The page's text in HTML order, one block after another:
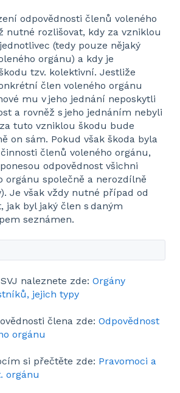
odpovědnosti členů voleného
nutné rozlišovat, kdy za vzniklou
(tedy pouze nějaký
orgánu) a kdy je
tzv. kolektivní. Jestliže
člen voleného orgánu
mu v jeho jednání neposkytli
a rovněž s jeho jednáním nebyli
tuto vzniklou škodu bude
on sám. Pokud však škoda byla
členů voleného orgánu,
odpovědnost všichni
orgánu společně a nerozdílně
Je však vždy nutné případ od
jak byl jaký člen s daným
seznámen.
naleznete zde: Orgány
jejich typy
člena zde: Odpovědnost
orgánu
si přečtěte zde: Pravomoci a
orgánu